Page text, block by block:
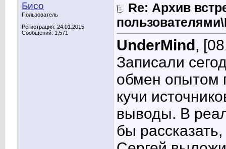
Бисо
Пользователь
Регистрация: 24.01.2015
Сообщений: 1,571
Re: Архив
UnderMind ,
Записали
обмен опытом
кучи
выводы. В
бы